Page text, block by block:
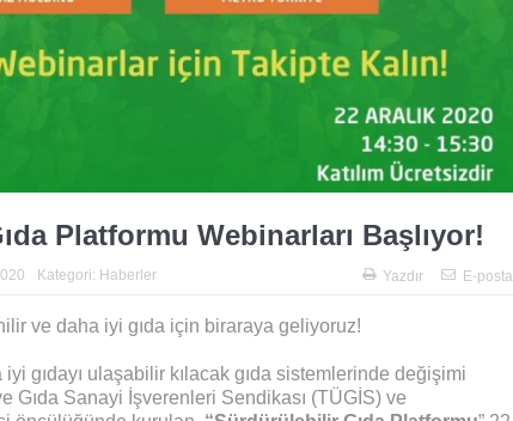
Platformu Webinarları Başlıyor!
Kategori: Haberler Yazdır E-posta
ve daha iyi gıda için biraraya geliyoruz!
gıdayı ulaşabilir kılacak gıda sistemlerinde değişimi
Gıda Sanayi İşverenleri Sendikası (TÜGİS) ve